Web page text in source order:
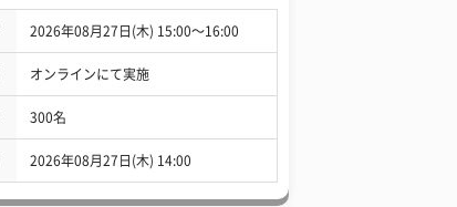
2026年08月27日(木) 15:00〜16:00
オンラインにて実施
300名
2026年08月27日(木) 14:00